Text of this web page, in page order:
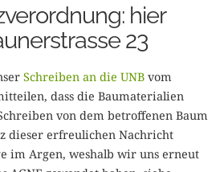
hier
23
Schreiben an die UNBvom
dass die Baumaterialien
von dem betroffenen Baum
dieser erfreulichen Nachricht
im Argen, weshalb wir uns erneut